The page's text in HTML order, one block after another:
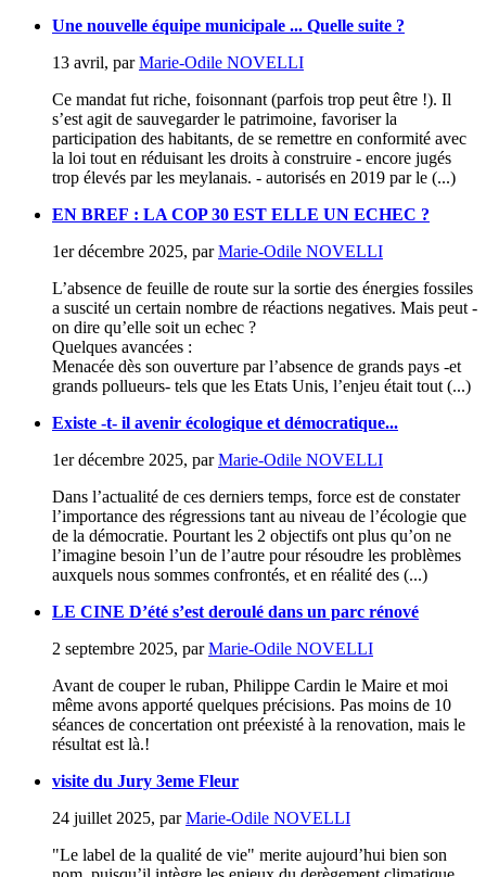
Une nouvelle équipe municipale ... Quelle suite ?
13 avril, parMarie-Odile NOVELLI
Ce mandat fut riche, foisonnant (parfois trop peut être !). Il
s’est agit de sauvegarder le patrimoine, favoriser la
participation des habitants, de se remettre en conformité avec
la loi tout en réduisant les droits à construire - encore jugés
trop élevés par les meylanais. - autorisés en 2019 par le (...)
EN BREF : LA COP 30 EST ELLE UN ECHEC ?
1er décembre 2025, parMarie-Odile NOVELLI
L’absence de feuille de route sur la sortie des énergies fossiles
a suscité un certain nombre de réactions negatives. Mais peut -
on dire qu’elle soit un echec ?
Quelques avancées :
Menacée dès son ouverture par l’absence de grands pays -et
grands pollueurs- tels que les Etats Unis, l’enjeu était tout (...)
Existe -t- il avenir écologique et démocratique...
1er décembre 2025, parMarie-Odile NOVELLI
Dans l’actualité de ces derniers temps, force est de constater
l’importance des régressions tant au niveau de l’écologie que
de la démocratie. Pourtant les 2 objectifs ont plus qu’on ne
l’imagine besoin l’un de l’autre pour résoudre les problèmes
auxquels nous sommes confrontés, et en réalité des (...)
LE CINE D’été s’est deroulé dans un parc rénové
2 septembre 2025, parMarie-Odile NOVELLI
Avant de couper le ruban, Philippe Cardin le Maire et moi
même avons apporté quelques précisions. Pas moins de 10
séances de concertation ont préexisté à la renovation, mais le
résultat est là.!
visite du Jury 3eme Fleur
24 juillet 2025, parMarie-Odile NOVELLI
"Le label de la qualité de vie" merite aujourd’hui bien son